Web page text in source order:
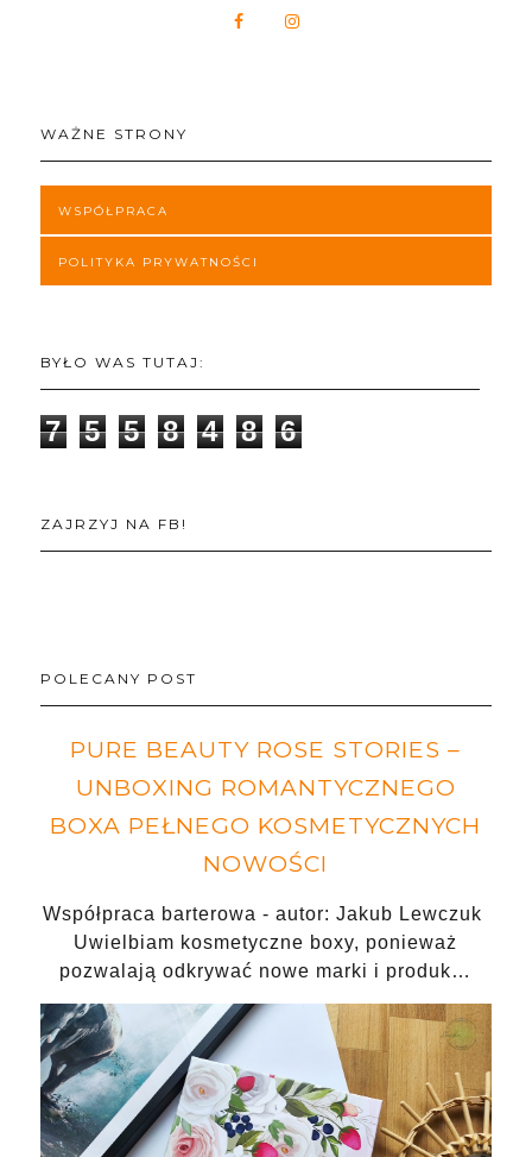
WAŻNE STRONY
WSPÓŁPRACA
POLITYKA PRYWATNOŚCI
BYŁO WAS TUTAJ:
7 5 5 8 4 8 6
ZAJRZYJ NA FB!
POLECANY POST
PURE BEAUTY ROSE STORIES –
UNBOXING ROMANTYCZNEGO
BOXA PEŁNEGO KOSMETYCZNYCH
NOWOŚCI
Współpraca barterowa - autor: Jakub Lewczuk
Uwielbiam kosmetyczne boxy, ponieważ
pozwalają odkrywać nowe marki i produk…